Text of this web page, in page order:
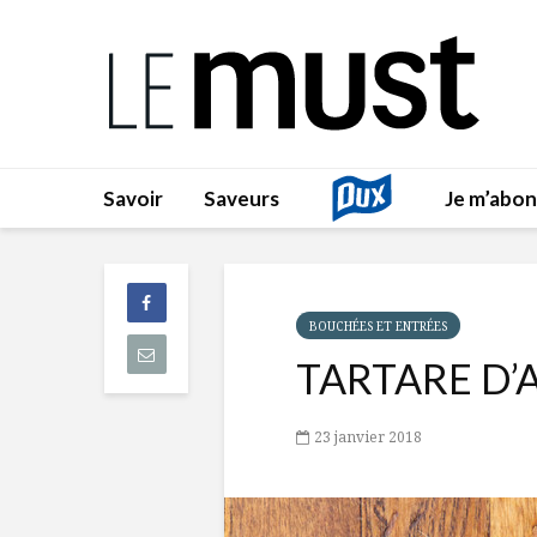
Savoir Saveurs Je
BOUCHÉES ET ENTRÉES
TARTARE
23 janvier 2018